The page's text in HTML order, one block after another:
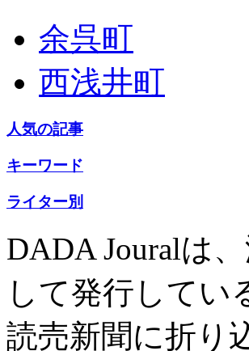
余呉町
西浅井町
人気の記事
キーワード
ライター別
DADA Jouralは
して発行してい
読売新聞に折り